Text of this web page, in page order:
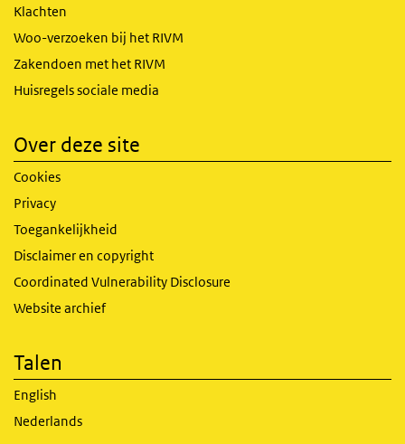
Klachten
Woo-verzoeken bij het RIVM
Zakendoen met het RIVM
Huisregels sociale media
Over deze site
Cookies
Privacy
Toegankelijkheid
Disclaimer en copyright
Coordinated Vulnerability Disclosure
Website archief
Talen
English
Nederlands